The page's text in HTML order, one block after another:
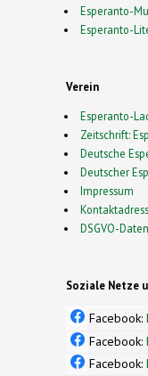
Esperanto-
Esperanto-
Verein
Esperanto-
Zeitschrift:
Deutsche
Deutscher
Impressum
DSGVO-
Soziale Netze
Facebook:
Facebook:
Facebook: